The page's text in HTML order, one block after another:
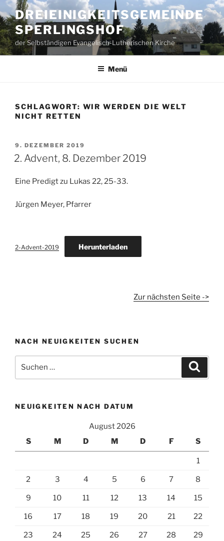
Zum
Inhalt
springen
DREIEINIGKEITSGEMEINDE
SPERLINGSHOF
der Selbständigen Evangelisch-Lutherischen Kirche
Menü
SCHLAGWORT: WIR WERDEN DIE WELT
NICHT RETTEN
VERÖFFENTLICHT
AM
9. DEZEMBER 2019
2. Advent, 8. Dezember 2019
Eine Predigt zu Lukas 22, 25-33.
Jürgen Meyer, Pfarrer
2-Advent-2019 Herunterladen
Zur nächsten Seite ->
NACH NEUIGKEITEN SUCHEN
nach:
NEUIGKEITEN NACH DATUM
August 2026
S
M D M D F S
1
2 3 4 5 6 7 8
9 10 11 12 13 14 15
16 17 18 19 20 21 22
23 24 25 26 27 28 29